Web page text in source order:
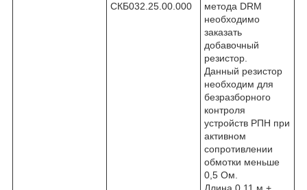
СКБ032.25.00.000
метода DRM
необходимо
заказать
добавочный
резистор.
Данный резистор
необходим для
безразборного
контроля
устройств РПН при
активном
сопротивлении
обмотки меньше
0,5 Ом.